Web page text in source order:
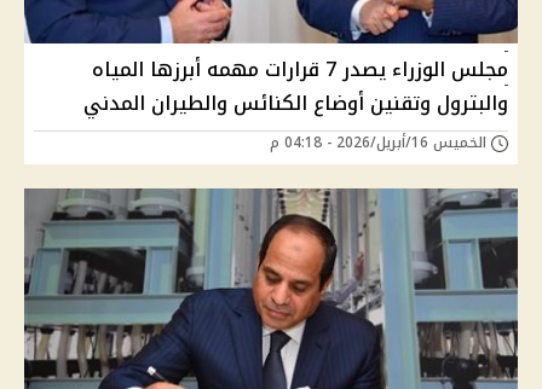
مجلس الوزراء يصدر 7 قرارات مهمه أبرزها المياه
والبترول وتقنين أوضاع الكنائس والطيران المدني
الخميس 16/أبريل/2026 - 04:18 م